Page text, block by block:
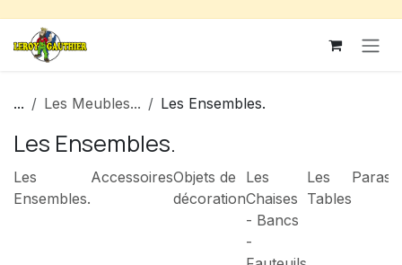
Se rendre au contenu
... Les Meubles... Les Ensembles.
Les Ensembles.
Les
Ensembles.
AccessoiresObjets de
décoration
Les
Chaises
- Bancs
-
Les
Tables